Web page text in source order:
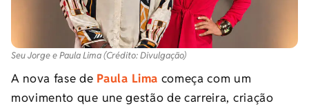
Seu Jorge e Paula Lima (Crédito: Divulgação)
A nova fase de Paula Lima começa com um
movimento que une gestão de carreira, criação